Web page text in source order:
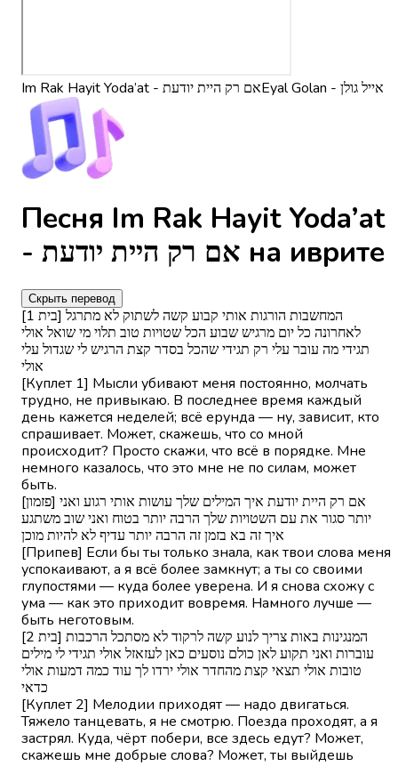
Im Rak Hayit Yoda’at - אם רק היית יודעת Eyal Golan - אייל גולן
Песня Im Rak Hayit Yoda’at
- אם רק היית יודעת на иврите
Скрыть перевод
[בית 1] המחשבות הורגות אותי קבוע קשה לשתוק לא מתרגל
לאחרונה כל יום מרגיש שבוע הכל שטויות טוב תלוי מי שואל אולי
תגידי מה עובר עלי רק תגידי שהכל בסדר קצת הרגיש לי שגדול עלי
אולי
[Куплет 1] Мысли убивают меня постоянно, молчать
трудно, не привыкаю. В последнее время каждый
день кажется неделей; всё ерунда — ну, зависит, кто
спрашивает. Может, скажешь, что со мной
происходит? Просто скажи, что всё в порядке. Мне
немного казалось, что это мне не по силам, может
быть.
[פזמון] אם רק היית יודעת איך המילים שלך עושות אותי רגוע ואני
יותר סגור את עם השטויות שלך הרבה יותר בטוח ואני שוב משתגע
איך זה בא בזמן זה הרבה יותר עדיף לא להיות מוכן
[Припев] Если бы ты только знала, как твои слова меня
успокаивают, а я всё более замкнут; а ты со своими
глупостями — куда более уверена. И я снова схожу с
ума — как это приходит вовремя. Намного лучше —
быть неготовым.
[בית 2] המנגינות באות צריך לנוע קשה לרקוד לא מסתכל הרכבות
עוברות ואני תקוע לאן כולם נוסעים כאן לעזאזל אולי תגידי לי מילים
טובות אולי תצאי קצת מהחדר אולי ירדו לך עוד כמה דמעות אולי
כדאי
[Куплет 2] Мелодии приходят — надо двигаться.
Тяжело танцевать, я не смотрю. Поезда проходят, а я
застрял. Куда, чёрт побери, все здесь едут? Может,
скажешь мне добрые слова? Может, ты выйдешь